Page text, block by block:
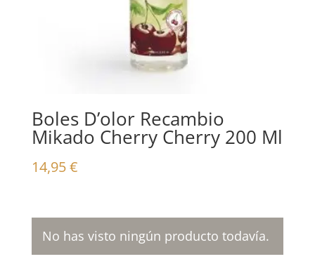
Boles D’olor Recambio
Mikado Cherry Cherry 200 Ml
14,95€
No has visto ningún producto todavía.